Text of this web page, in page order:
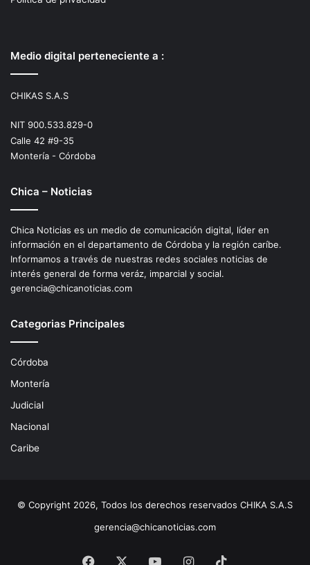
Medio digital perteneciente a :
CHIKAS S.A.S
NIT 900.533.829-0
Calle 42 #9-35
Montería - Córdoba
Chica – Noticias
Chica Noticias es un medio de comunicación digital, líder en
información en el departamento de Córdoba y la región caríbe.
Informamos a través de nuestras redes sociales noticias de
interés general de forma veráz, imparcial y social.
gerencia@chicanoticias.com
Categorias Principales
Córdoba
Montería
Judicial
Nacional
Caribe
© Copyright 2026, Todos los derechos reservados CHIKA S.A.S
gerencia@chicanoticias.com
Facebook YouTubeInstagram